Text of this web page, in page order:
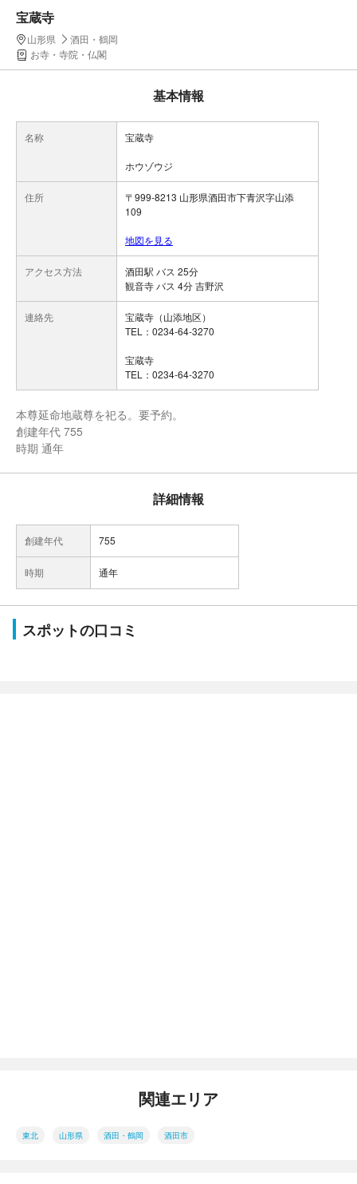
宝蔵寺
山形県
酒田・鶴岡
お寺・寺院・仏閣
基本情報
名称 宝蔵寺
ホウゾウジ
住所
〒999-8213 山形県酒田市下青沢字山添
109
地図を見る
アクセス方法
酒田駅 バス 25分
観音寺 バス 4分 吉野沢
連絡先
宝蔵寺（山添地区）
TEL：0234-64-3270
宝蔵寺
TEL：0234-64-3270
本尊延命地蔵尊を祀る。要予約。
創建年代 755
時期 通年
詳細情報
創建年代 755
時期 通年
スポットの口コミ
関連エリア
東北 山形県 酒田・鶴岡 酒田市